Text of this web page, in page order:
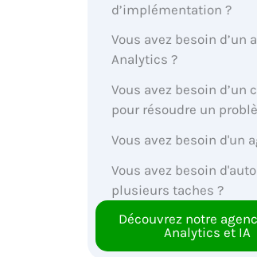
d’implémentation ?
Vous avez besoin d’un
Analytics ?
Vous avez besoin d’un
pour résoudre un
Vous avez besoin d'un
Vous avez besoin
plusieurs taches ?
Découvrez notre
Analytics et IA